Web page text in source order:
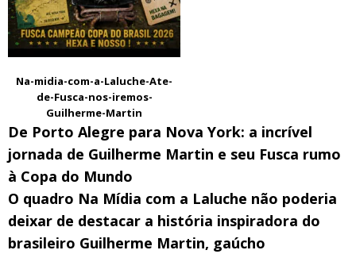
Na-midia-com-a-Laluche-Ate-
de-Fusca-nos-iremos-
Guilherme-Martin
De Porto Alegre para Nova York: a incrível
jornada de Guilherme Martin e seu Fusca rumo
à Copa do Mundo
O quadro Na Mídia com a Laluche não poderia
deixar de destacar a história inspiradora do
brasileiro Guilherme Martin, gaúcho